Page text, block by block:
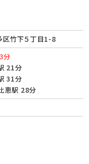
区竹下５丁目1-8
分
21分
31分
恵駅 28分